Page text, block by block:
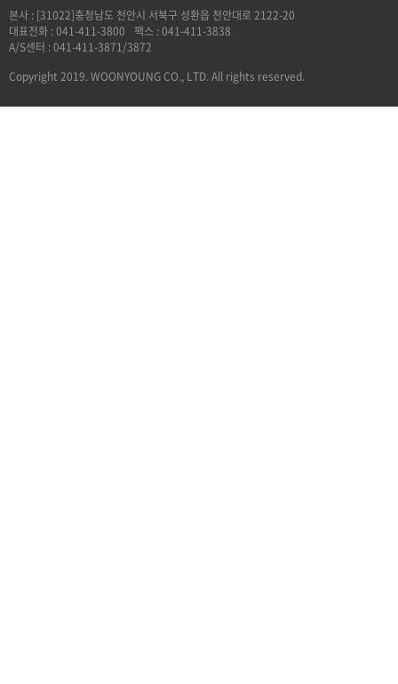
본사 : [31022]충청남도 천안시 서북구 성환읍 천안대로 2122-20
대표전화 : 041-411-3800
팩스 : 041-411-3838
A/S센터 : 041-411-3871/3872
Copyright 2019. WOONYOUNG CO., LTD. All rights reserved.